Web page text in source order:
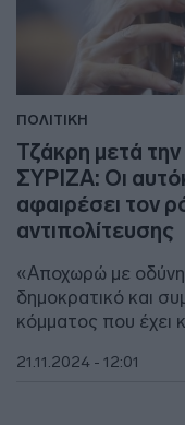
ΠΟΛΙΤΙΚΗ
Τζάκρη μετά
ΣΥΡΙΖΑ: Οι
αφαιρέσει τον
αντιπολίτευσης
«Αποχωρώ με οδύνη
δημοκρατικό και
κόμματος που έχει
21.11.2024 - 12:01